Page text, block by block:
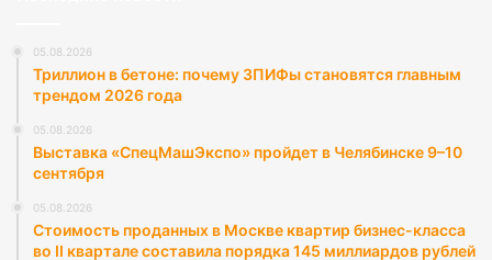
05.08.2026
Триллион в бетоне: почему ЗПИФы становятся главным
трендом 2026 года
05.08.2026
Выставка «СпецМашЭкспо» пройдет в Челябинске 9–10
сентября
05.08.2026
Стоимость проданных в Москве квартир бизнес-класса
во II квартале составила порядка 145 миллиардов рублей